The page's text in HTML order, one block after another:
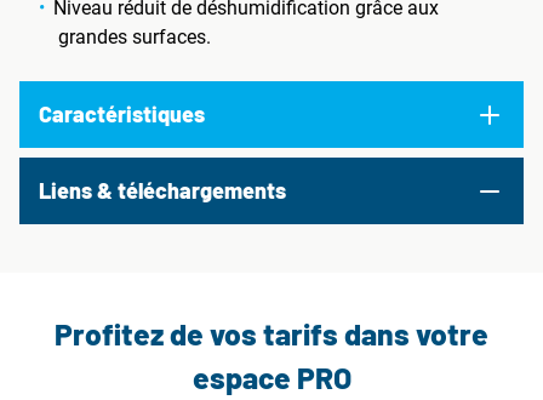
Niveau réduit de déshumidification grâce aux
grandes surfaces.
Caractéristiques
Liens & téléchargements
Profitez de vos tarifs dans votre
espace PRO